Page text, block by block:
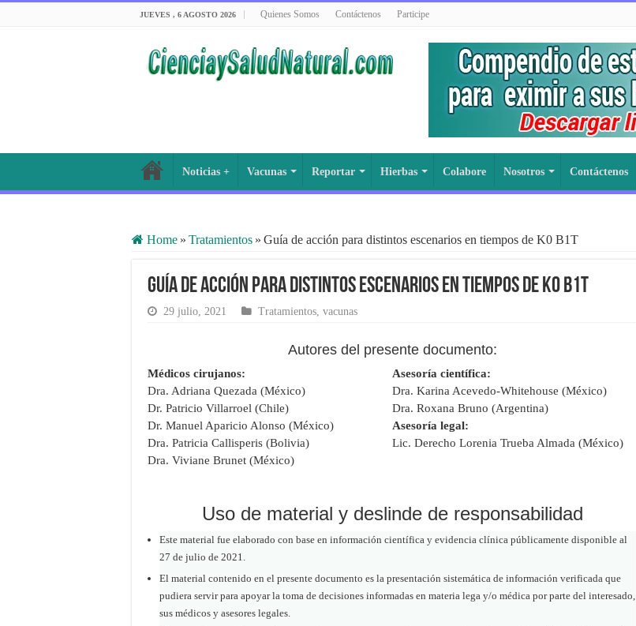
JUEVES , 6 AGOSTO 2026 Quienes Somos Contáctenos Participe
Noticias + Vacunas Reportar Hierbas Colabore Nosotros Contáctenos
Home » Tratamientos » Guía de acción para distintos escenarios en tiempos de K0 B1T
Guía de acción para distintos escenarios en tiempos de K0 B1T
29 julio, 2021 Tratamientos, vacunas
Autores del presente documento:
Médicos cirujanos:
Dra. Adriana Quezada (México)
Dr. Patricio Villarroel (Chile)
Dr. Manuel Aparicio Alonso (México)
Dra. Patricia Callisperis (Bolivia)
Dra. Viviane Brunet (México)
Asesoría científica:
Dra. Karina Acevedo-Whitehouse (México)
Dra. Roxana Bruno (Argentina)
Asesoría legal:
Lic. Derecho Lorenia Trueba Almada (México)
Uso de material y deslinde de responsabilidad
Este material fue elaborado con base en información científica y evidencia clínica públicamente disponible al
27 de julio de 2021.
El material contenido en el presente documento es la presentación sistemática de información verificada que
pudiera servir para apoyar la toma de decisiones informadas en materia lega y/o médica por parte del interesado,
sus médicos y asesores legales.